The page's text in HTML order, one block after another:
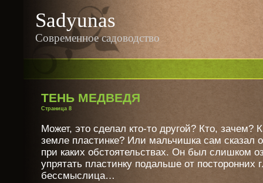
Sadyunas
Современное садоводство
ТЕНЬ МЕДВЕДЯ
Страница 8
Может, это сделал кто-то другой? Кто, зачем?
земле пластинке? Или мальчишка сам сказал
при каких обстоятельствах. Он был слишком
упрятать пластинку подальше от посторонних
бессмыслица…